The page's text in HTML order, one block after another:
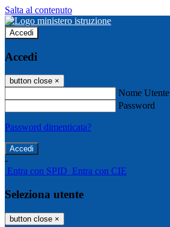
Salta al contenuto
Accedi
Accedi
button close ×
Nome Utente
Password
Password dimenticata?
-
Entra con SPID Entra con CIE
Seleziona utente
button close ×